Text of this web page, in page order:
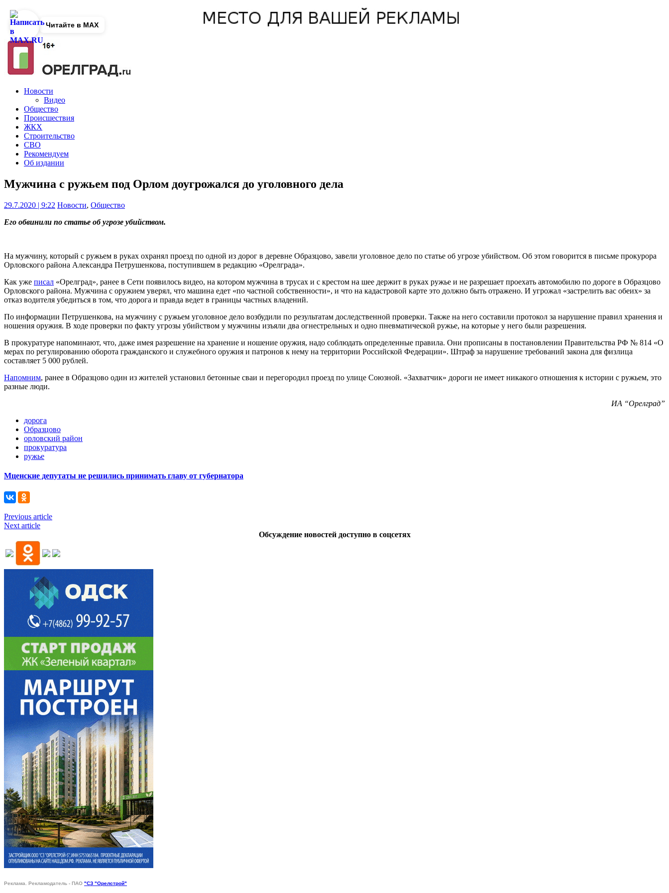
Новости
Видео
Общество
Происшествия
ЖКХ
Строительство
СВО
Рекомендуем
Об издании
Мужчина с ружьем под Орлом доугрожался до уголовного дела
29.7.2020 | 9:22 Новости, Общество
Его обвинили по статье об угрозе убийством.
На мужчину, который с ружьем в руках охранял проезд по одной из дорог в деревне Образцово, завели уголовное дело по статье об угрозе убийством. Об этом говорится в письме прокурора
Орловского района Александра Петрушенкова, поступившем в редакцию «Орелграда».
Как уже писал «Орелград», ранее в Сети появилось видео, на котором мужчина в трусах и с крестом на шее держит в руках ружье и не разрешает проехать автомобилю по дороге в Образцово
Орловского района. Мужчина с оружием уверял, что машина едет «по частной собственности», и что на кадастровой карте это должно быть отражено. И угрожал «застрелить вас обеих» за
отказ водителя убедиться в том, что дорога и правда ведет в границы частных владений.
По информации Петрушенкова, на мужчину с ружьем уголовное дело возбудили по результатам доследственной проверки. Также на него составили протокол за нарушение правил хранения и
ношения оружия. В ходе проверки по факту угрозы убийством у мужчины изъяли два огнестрельных и одно пневматической ружье, на которые у него были разрешения.
В прокуратуре напоминают, что, даже имея разрешение на хранение и ношение оружия, надо соблюдать определенные правила. Они прописаны в постановлении Правительства РФ № 814 «О
мерах по регулированию оборота гражданского и служебного оружия и патронов к нему на территории Российской Федерации». Штраф за нарушение требований закона для физлица
составляет 5 000 рублей.
Напомним, ранее в Образцово один из жителей установил бетонные сваи и перегородил проезд по улице Союзной. «Захватчик» дороги не имеет никакого отношения к истории с ружьем, это
разные люди.
ИА “Орелград”
дорога
Образцово
орловский район
прокуратура
ружье
Мценские депутаты не решились принимать главу от губернатора
Previous article
Next article
Обсуждение новостей доступно в соцсетях
Реклама. Рекламодатель - ПАО "СЗ "Орелстрой"
Читайте в MAX